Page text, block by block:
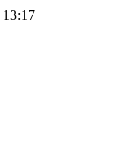
13:17